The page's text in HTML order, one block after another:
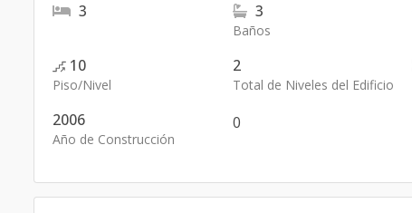
3 3
Baños
10
Piso/Nivel
2
Total de Niveles del Edificio
2006
Año de Construcción
0